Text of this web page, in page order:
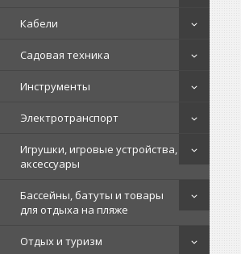
Кабели
Садовая техника
Инструменты
Электротранспорт
Игрушки, игровые устройства,
аксессуары
Бассейны, батуты и товары
для отдыха на пляже
Отдых и туризм